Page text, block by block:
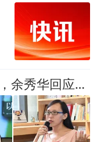
作家孙频被指抄袭余秀华，余秀华回应：看到了，给老子等着